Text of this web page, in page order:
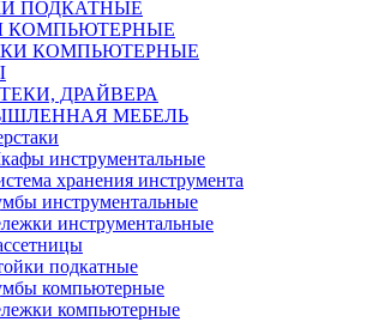
ПОДКАТНЫЕ
КОМПЬЮТЕРНЫЕ
КОМПЬЮТЕРНЫЕ
ДРАЙВЕРА
МЕБЕЛЬ
инструментальные
хранения инструмента
инструментальные
инструментальные
подкатные
компьютерные
компьютерные